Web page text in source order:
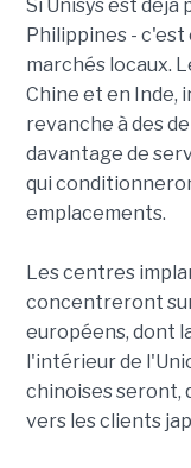
Si Unisys est déjà
Philippines -
marchés locaux.
Chine et en Inde,
revanche à des
davantage de
qui
emplacements.
Les centres
concentreront
européens, dont
l'intérieur de
chinoises seront,
vers les clients